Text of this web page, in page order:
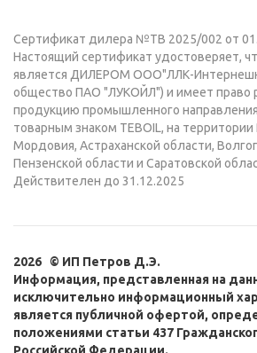
Сертификат дилера №TB 2025/002 от
Настоящий сертификат удостоверяет,
является ДИЛЕРОМ ООО"ЛЛК-
общество ПАО "ЛУКОЙЛ") и имеет право
продукцию промышленного
товарным знаком TEBOIL, на территории
Мордовия, Астраханской области,
Пензенской области и Саратовской
Действителен до 31.12.2025
2026 © ИП Петров Д.Э.
Информация, представленная на
исключительно информационный
является публичной офертой,
положениями статьи 437